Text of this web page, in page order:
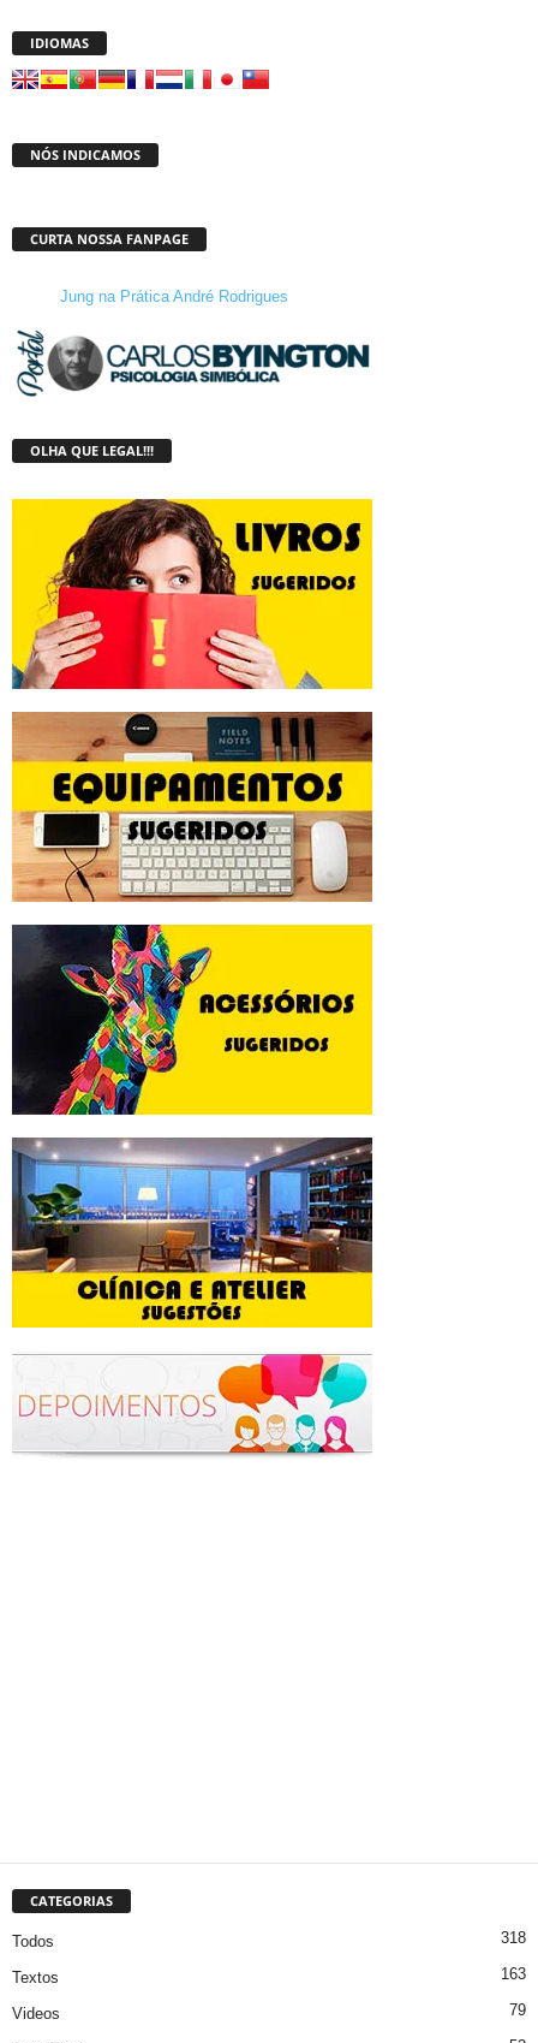
IDIOMAS
NÓS INDICAMOS
CURTA NOSSA FANPAGE
Jung na Prática André Rodrigues
OLHA QUE LEGAL!!!
CATEGORIAS
Todos 318
Textos 163
Videos 79